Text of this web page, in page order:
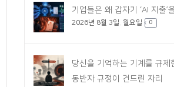
기업들은 왜 갑자기 ‘AI 지출’
2026년 8월 3일. 월요일 0
당신을 기억하는 기계를 규
동반자 규정이 건드린 자리